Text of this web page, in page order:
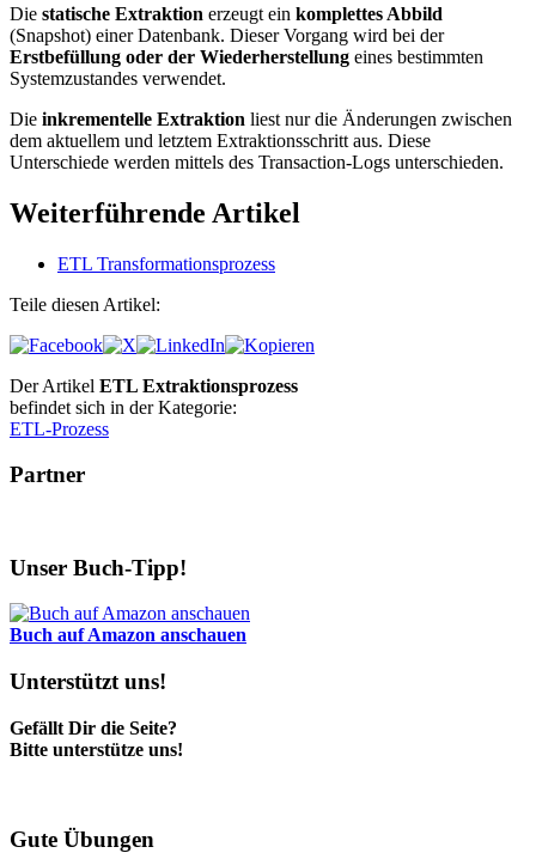
Die statische Extraktion erzeugt ein komplettes Abbild
(Snapshot) einer Datenbank. Dieser Vorgang wird bei der
Erstbefüllung oder der Wiederherstellung eines bestimmten
Systemzustandes verwendet.
Die inkrementelle Extraktion liest nur die Änderungen zwischen
dem aktuellem und letztem Extraktionsschritt aus. Diese
Unterschiede werden mittels des Transaction-Logs unterschieden.
Weiterführende Artikel
ETL Transformationsprozess
Teile diesen Artikel:
Der Artikel ETL Extraktionsprozess
befindet sich in der Kategorie:
ETL-Prozess
Partner
Unser Buch-Tipp!
Buch auf Amazon anschauen
Unterstützt uns!
Gefällt Dir die Seite?
Bitte unterstütze uns!
Gute Übungen